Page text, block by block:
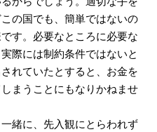
の国でも、簡単ではないの
す。必要なところに必要な
際には制約条件ではないと
れていたとすると、お金を
まうことにもなりかねませ
緒に、先入観にとらわれず